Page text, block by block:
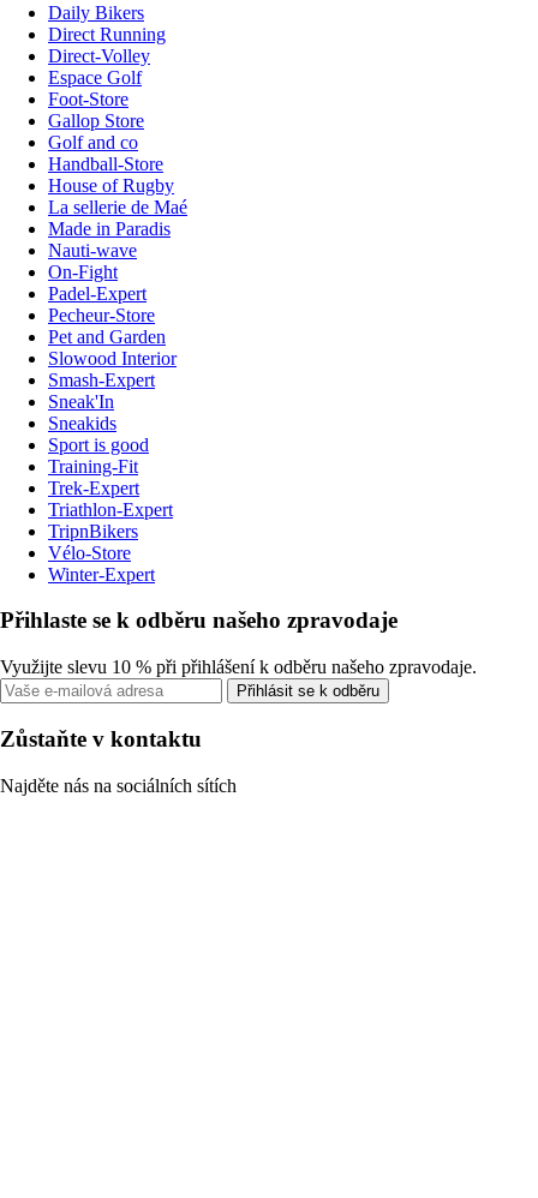
Daily Bikers
Direct Running
Direct-Volley
Espace Golf
Foot-Store
Gallop Store
Golf and co
Handball-Store
House of Rugby
La sellerie de Maé
Made in Paradis
Nauti-wave
On-Fight
Padel-Expert
Pecheur-Store
Pet and Garden
Slowood Interior
Smash-Expert
Sneak'In
Sneakids
Sport is good
Training-Fit
Trek-Expert
Triathlon-Expert
TripnBikers
Vélo-Store
Winter-Expert
Přihlaste se k odběru našeho zpravodaje
Využijte slevu 10 % při přihlášení k odběru našeho zpravodaje.
Přihlásit se k odběru
Zůstaňte v kontaktu
Najděte nás na sociálních sítích